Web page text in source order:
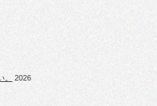
2026